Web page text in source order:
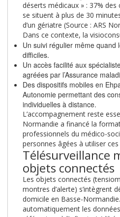
déserts médicaux » : 37%
se situent à plus de 30
d’un gériatre (Source : ARS
Dans ce contexte, la
Un suivi régulier même quand
difficiles.
Un accès facilité aux
agréées par l’Assurance
Des dispositifs mobiles en
Autonomie permettant des
individuelles à distance.
L’accompagnement reste
Normandie a financé la
professionnels du médico-
personnes âgées à utiliser
Télésurveillance
objets connectés
Les objets connectés
montres d’alerte) s’intègrent
domicile en Basse-
automatiquement les